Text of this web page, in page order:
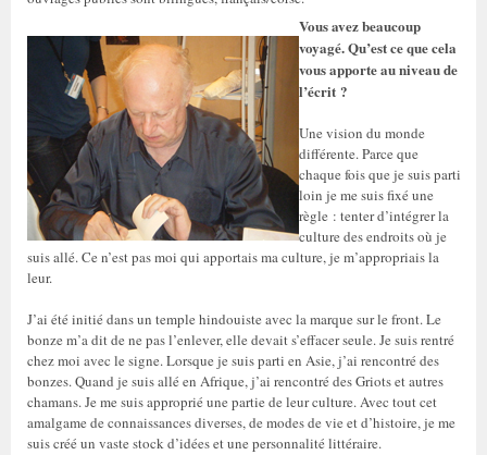
Vous avez beaucoup
voyagé. Qu’est ce que cela
vous apporte au niveau de
l’écrit ?
Une vision du monde
différente. Parce que
chaque fois que je suis parti
loin je me suis fixé une
règle : tenter d’intégrer la
culture des endroits où je
suis allé. Ce n’est pas moi qui apportais ma culture, je m’appropriais la
leur.
J’ai été initié dans un temple hindouiste avec la marque sur le front. Le
bonze m’a dit de ne pas l’enlever, elle devait s’effacer seule. Je suis rentré
chez moi avec le signe. Lorsque je suis parti en Asie, j’ai rencontré des
bonzes. Quand je suis allé en Afrique, j’ai rencontré des Griots et autres
chamans. Je me suis approprié une partie de leur culture. Avec tout cet
amalgame de connaissances diverses, de modes de vie et d’histoire, je me
suis créé un vaste stock d’idées et une personnalité littéraire.